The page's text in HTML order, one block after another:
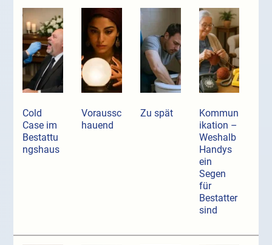
Cold
Case im
Bestattu
ngshaus
Voraussc
hauend
Zu spät
Kommun
ikation –
Weshalb
Handys
ein
Segen
für
Bestatter
sind